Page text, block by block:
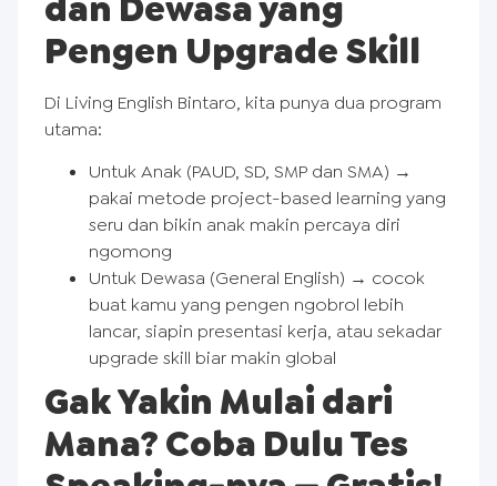
Pengen Upgrade Skill
Di Living English Bintaro, kita punya dua program
utama:
Untuk Anak (PAUD, SD, SMP dan SMA) →
pakai metode project-based learning yang
seru dan bikin anak makin percaya diri
ngomong
Untuk Dewasa (General English) → cocok
buat kamu yang pengen ngobrol lebih
lancar, siapin presentasi kerja, atau sekadar
upgrade skill biar makin global
Gak Yakin Mulai dari
Mana? Coba Dulu Tes